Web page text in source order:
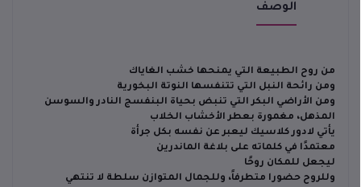
الوصف
من روح الطبيعة التي يمنحها خشب الغاياك
ومن رائحة النبل التي تتنفسها النوتة البخورية
ومن الأراضي البكر التي تنبض بحياة البنفسج النادر والسوسن
المذهل، مغمورة بعطر الأخشاب الخلاب
يأتي لادور كلاسيك ليعبر عن نفسه بكل جرأة
معتمدًا في كلماته على بلاغة الماندرين
ليجعل للمكان روحًا
وللروح حضورا متطرفاً، وللجمال المتوازن سلطة لا تنتهي